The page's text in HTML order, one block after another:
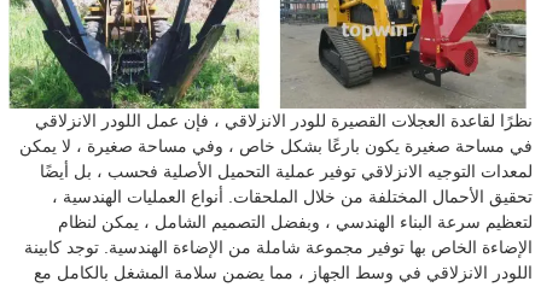
نظرًا لقاعدة العجلات القصيرة للودر الانزلاقي ، فإن عمل اللودر الانزلاقي
في مساحة صغيرة يكون بارعًا بشكل خاص ، وفي مساحة صغيرة ، لا يمكن
لمعدات التوجيه الانزلاقي توفير عملية التحميل الأصلية فحسب ، بل أيضًا
تحقيق الأحمال المختلفة من خلال الملحقات. أنواع العمليات الهندسية ،
لتعظيم سرعة البناء الهندسي ، وبفضل التصميم الشامل ، يمكن لنظام
الإضاءة الخاص بها توفير مجموعة شاملة من الإضاءة الهندسية. توجد كابينة
اللودر الانزلاقي في وسط الجهاز ، مما يضمن سلامة المشغل بالكامل مع